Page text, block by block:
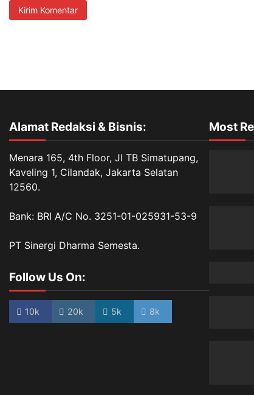
Alamat Redaksi & Bisnis:
Menara 165, 4th Floor, Jl TB Simatupang,
Kaveling 1, Cilandak, Jakarta Selatan
12560.
Bank: BRI A/C No. 3251-01-025931-53-9
PT Sinergi Dharma Semesta.
Follow Us On:
10k 20k 5k 8k
Most